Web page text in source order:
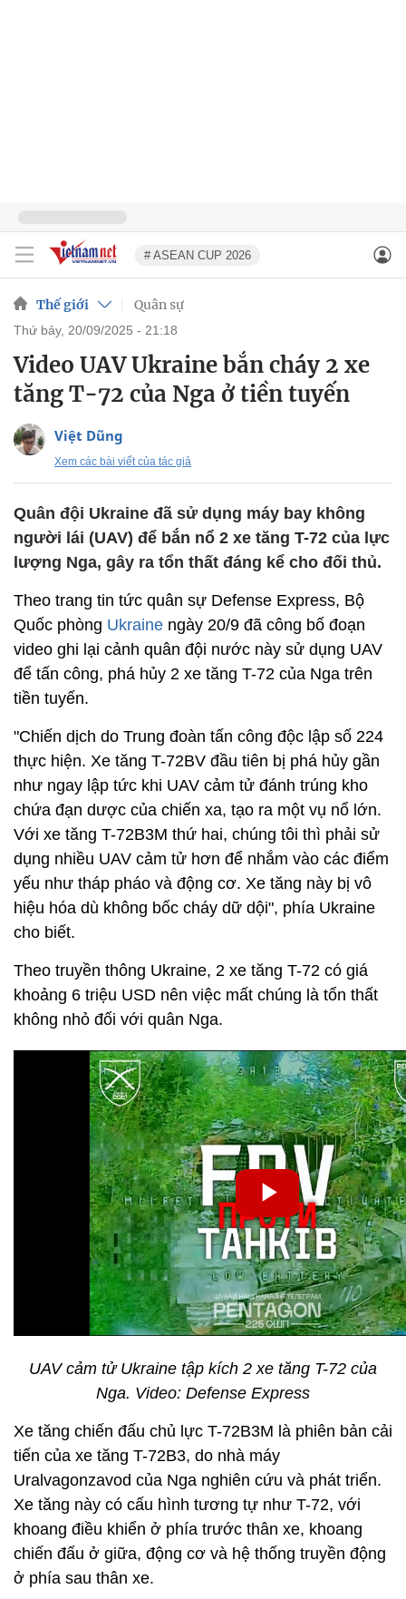
# ASEAN CUP 2026
Thế giới Quân sự
thứ bảy, 20/09/2025 - 21:18
Video UAV Ukraine bắn cháy 2 xe
tăng T-72 của Nga ở tiền tuyến
Việt Dũng
Xem các bài viết của tác giả
Quân đội Ukraine đã sử dụng máy bay không
người lái (UAV) để bắn nổ 2 xe tăng T-72 của lực
lượng Nga, gây ra tổn thất đáng kể cho đối thủ.
Theo trang tin tức quân sự Defense Express, Bộ
Quốc phòng Ukraine ngày 20/9 đã công bố đoạn
video ghi lại cảnh quân đội nước này sử dụng UAV
để tấn công, phá hủy 2 xe tăng T-72 của Nga trên
tiền tuyến.
"Chiến dịch do Trung đoàn tấn công độc lập số 224
thực hiện. Xe tăng T-72BV đầu tiên bị phá hủy gần
như ngay lập tức khi UAV cảm tử đánh trúng kho
chứa đạn dược của chiến xa, tạo ra một vụ nổ lớn.
Với xe tăng T-72B3M thứ hai, chúng tôi thì phải sử
dụng nhiều UAV cảm tử hơn để nhắm vào các điểm
yếu như tháp pháo và động cơ. Xe tăng này bị vô
hiệu hóa dù không bốc cháy dữ dội", phía Ukraine
cho biết.
Theo truyền thông Ukraine, 2 xe tăng T-72 có giá
khoảng 6 triệu USD nên việc mất chúng là tổn thất
không nhỏ đối với quân Nga.
UAV cảm tử Ukraine tập kích 2 xe tăng T-72 của
Nga. Video: Defense Express
Xe tăng chiến đấu chủ lực T-72B3M là phiên bản cải
tiến của xe tăng T-72B3, do nhà máy
Uralvagonzavod của Nga nghiên cứu và phát triển.
Xe tăng này có cấu hình tương tự như T-72, với
khoang điều khiển ở phía trước thân xe, khoang
chiến đấu ở giữa, động cơ và hệ thống truyền động
ở phía sau thân xe.